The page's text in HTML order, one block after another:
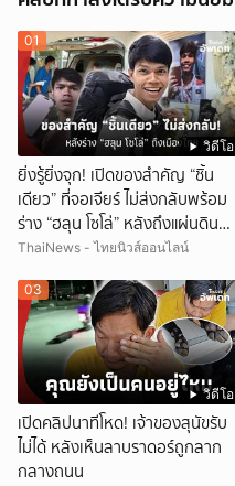
วิดีโอ
01
ยิ่งรู้ยิ่งจุก! เปิดของสำคัญ “ชิ้น
เดียว” ที่จอเจียร์ ไม่ส่งกลับพร้อม
ร่าง “ฮลุน โซโล่” หลังถึงแผ่นดิน
ไทย!
ThaiNews - ไทยนิวส์ออนไลน์
วิดีโอ
03
เปิดคลิปนาทีโหด! เจ้าของสุนัขรับ
ไม่ได้ หลังเห็นลาบราดอร์ถูกลาก
กลางถนน